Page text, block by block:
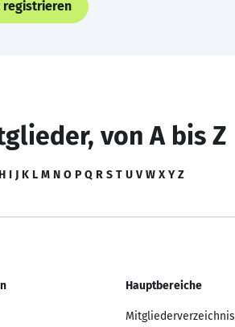
registrieren
von A bis Z
H I J K L M N O P Q R S T U V W X Y Z
Hauptbereiche
Mitgliederverzeichnis